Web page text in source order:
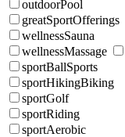
outdoorPool
greatSportOfferings
wellnessSauna
wellnessMassage
sportBallSports
sportHikingBiking
sportGolf
sportRiding
sportAerobic